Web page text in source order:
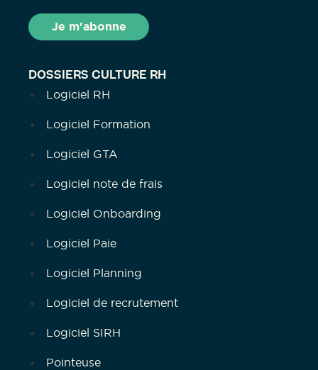
DOSSIERS CULTURE RH
Logiciel RH
Logiciel Formation
Logiciel GTA
Logiciel note de frais
Logiciel Onboarding
Logiciel Paie
Logiciel Planning
Logiciel de recrutement
Logiciel SIRH
Pointeuse